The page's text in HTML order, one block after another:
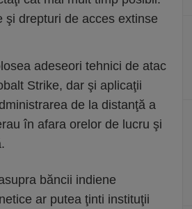
drepturi de acces extinse
adeseori tehnici de atac
Strike, dar şi aplicaţii
de la distanţă a
în afara orelor de lucru şi
băncii indiene
ar putea ţinti instituţii